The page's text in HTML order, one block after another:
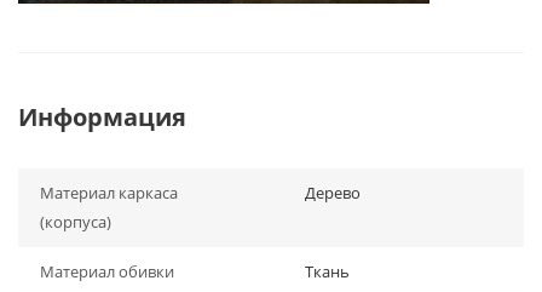
Информация
Материал каркаса
(корпуса)
Дерево
Материал обивки Ткань